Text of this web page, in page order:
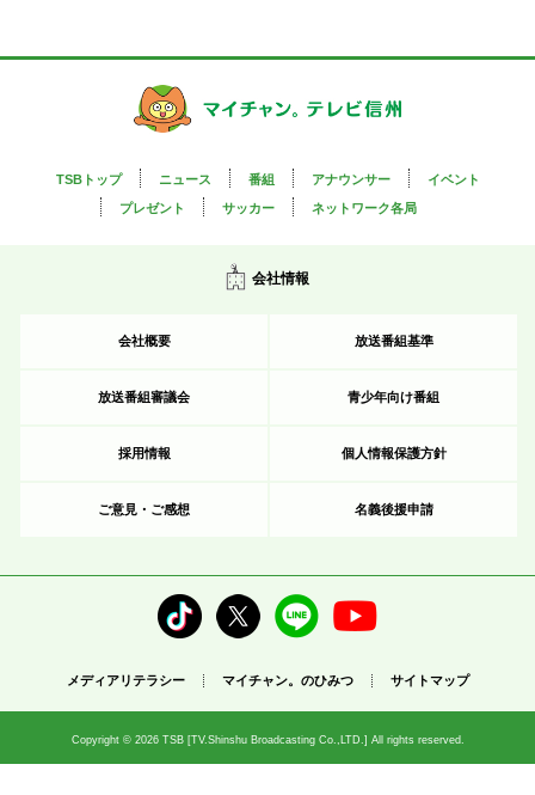
TSBトップ ニュース 番組 アナウンサー
イベント
プレゼント
サッカー ネットワーク各局
会社情報
会社概要 放送番組基準
放送番組審議会 青少年向け番組
採用情報 個人情報保護方針
ご意見・ご感想 名義後援申請
メディアリテラシー マイチャン。のひみつ サイトマップ
Copyright © 2026 TSB [TV.Shinshu Broadcasting Co.,LTD.] All rights reserved.